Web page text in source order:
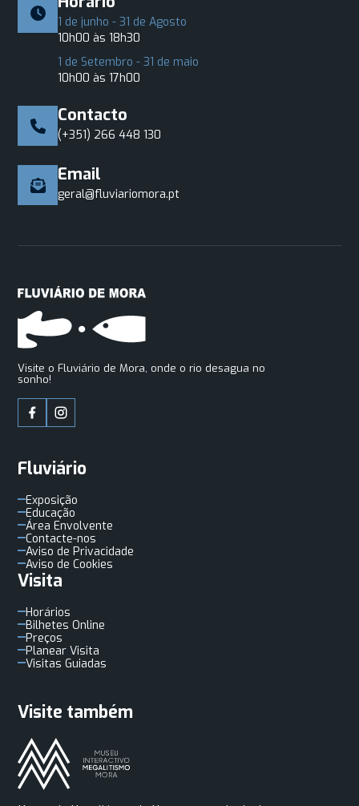
1 de junho - 31 de Agosto
10h00 às 18h30
1 de Setembro - 31 de maio
10h00 às 17h00
Contacto
(+351) 266 448 130
Email
geral@fluviariomora.pt
Visite o Fluviário de Mora, onde o rio desagua no
sonho!
Fluviário
Exposição
Educação
Área Envolvente
Contacte-nos
Aviso de Privacidade
Aviso de Cookies
Visita
Horários
Bilhetes Online
Preços
Planear Visita
Visitas Guiadas
Visite também